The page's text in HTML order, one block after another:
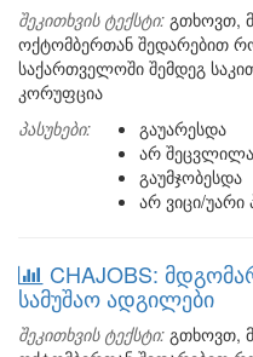
შეკითხვის ტექსტი: გთხოვთ,
ოქტომბერთან შედარებით
საქართველოში შემდეგ
კორუფცია
პასუხები:
გაუარესდა
არ შეცვლილა
გაუმჯობესდა
არ ვიცი/უარი
CHAJOBS:
სამუშაო ადგილები
შეკითხვის ტექსტი: გთხოვთ,